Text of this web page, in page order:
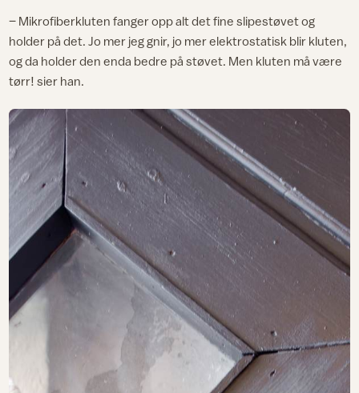
– Mikrofiberkluten fanger opp alt det fine slipestøvet og
holder på det. Jo mer jeg gnir, jo mer elektrostatisk blir kluten,
og da holder den enda bedre på støvet. Men kluten må være
tørr! sier han.